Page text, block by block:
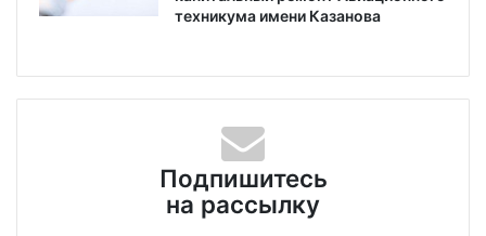
техникума имени Казанова
Подпишитесь
на рассылку